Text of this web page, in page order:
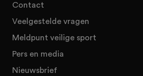
Contact
Veelgestelde vragen
Meldpunt veilige sport
Pers en media
Nieuwsbrief